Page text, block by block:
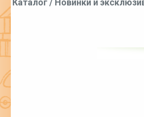
Каталог/ Новинки и